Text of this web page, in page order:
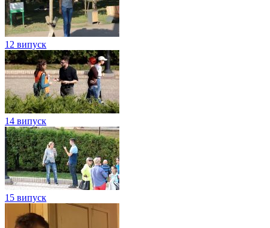
12 випуск
14 випуск
15 випуск